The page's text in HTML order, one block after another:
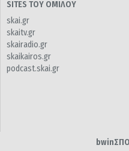
SITES ΤΟΥ ΟΜΙΛΟΥ
skai.gr
skaitv.gr
skairadio.gr
skaikairos.gr
podcast.skai.gr